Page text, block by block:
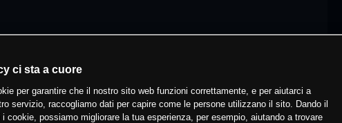
ci sta a cuore
per garantire che il nostro sito web funzioni correttamente, e per aiutarci a
servizio, raccogliamo dati per capire come le persone utilizzano il sito. Dando il
cookie, possiamo migliorare la tua esperienza, per esempio, aiutando a trovare